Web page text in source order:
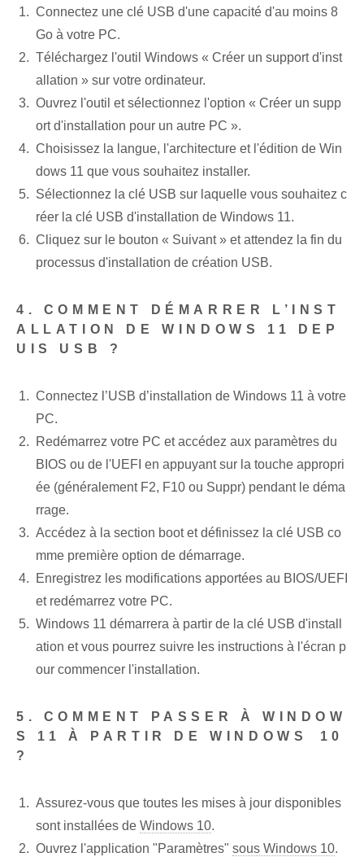
Connectez une clé USB d'une capacité d'au moins 8
Go à votre PC.
Téléchargez l'outil Windows « Créer un support d'inst
allation » sur votre ordinateur.
Ouvrez l'outil et sélectionnez l'option « Créer un supp
ort d'installation pour un autre PC ».
Choisissez la langue, l'architecture et l'édition de Win
dows 11 que vous souhaitez installer.
Sélectionnez la clé USB sur laquelle vous souhaitez c
réer la clé USB d'installation de Windows 11.
Cliquez sur le bouton « Suivant » et attendez la fin du
processus d'installation de création USB.
4. COMMENT DÉMARRER L’INST
ALLATION DE WINDOWS 11 DEP
UIS USB ?
Connectez l’USB d’installation de Windows 11 à votre
PC.
Redémarrez votre PC et accédez aux paramètres du
BIOS ou de l'UEFI en appuyant sur la touche appropri
ée (généralement F2, F10 ou Suppr) pendant le déma
rrage.
Accédez à la section ⁤boot et ⁢définissez la clé USB co
mme première option de démarrage.
Enregistrez les modifications apportées au BIOS/UEFI
et redémarrez votre PC.
Windows 11 démarrera à partir de la clé USB d'install
ation et vous pourrez suivre les instructions à l'écran p
our commencer l'installation.
5. COMMENT PASSER À ‌WINDOW
S 11 À PARTIR DE WINDOWS⁣ 10
?
Assurez-vous que toutes les mises à jour disponibles
sont installées ⁤de‍ Windows 10.
Ouvrez l'application "Paramètres" sous Windows 10.